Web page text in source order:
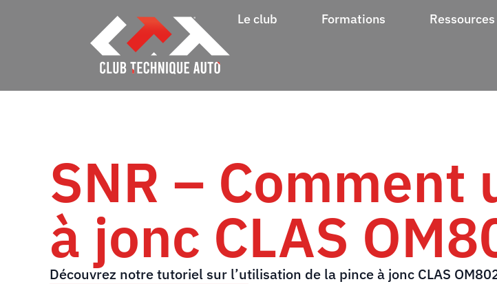
Le club Formations Ressources
SNR –
à jonc CLAS
Découvrez notre tutoriel sur l’utilisation de la pince à jonc CLAS